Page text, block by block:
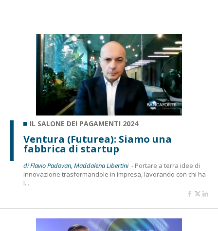
IL SALONE DEI PAGAMENTI 2024
Ventura (Futurea): Siamo una
fabbrica di startup
di Flavio Padovan, Maddalena Libertini - Portare a terra idee di
innovazione trasformandole in impresa, lavorando con chi ha
l...